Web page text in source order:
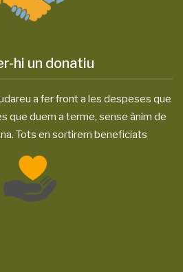
hi un donatiu
a fer front a les despeses que
que duem a terme, sense ànim de
Tots en sortirem beneficiats